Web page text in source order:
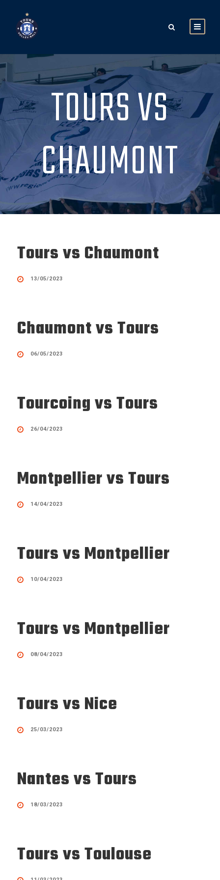
TOURS VS
CHAUMONT
Tours vs Chaumont
13/05/2023
Chaumont vs Tours
06/05/2023
Tourcoing vs Tours
26/04/2023
Montpellier vs Tours
14/04/2023
Tours vs Montpellier
10/04/2023
Tours vs Montpellier
08/04/2023
Tours vs Nice
25/03/2023
Nantes vs Tours
18/03/2023
Tours vs Toulouse